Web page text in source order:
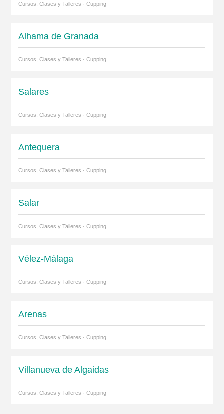
Cursos, Clases y Talleres · Cupping
Alhama de Granada
Cursos, Clases y Talleres · Cupping
Salares
Cursos, Clases y Talleres · Cupping
Antequera
Cursos, Clases y Talleres · Cupping
Salar
Cursos, Clases y Talleres · Cupping
Vélez-Málaga
Cursos, Clases y Talleres · Cupping
Arenas
Cursos, Clases y Talleres · Cupping
Villanueva de Algaidas
Cursos, Clases y Talleres · Cupping